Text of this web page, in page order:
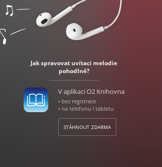
Jak spravovat uvítaci melodie
pohodlně?
V aplikaci O2 Knihovna
• bez registrace
• na telefonu i tabletu
STÁHNOUT ZDARMA